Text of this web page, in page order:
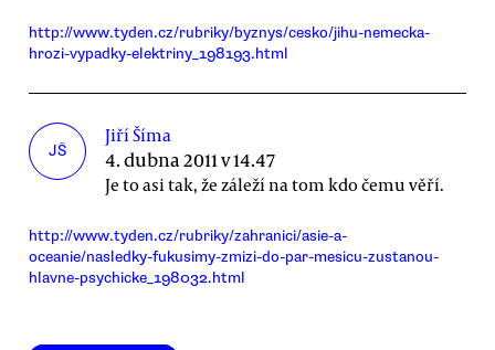
http://www.tyden.cz/rubriky/byznys/cesko/jihu-nemecka-
hrozi-vypadky-elektriny_198193.html
JŠ
Jiří Šíma
4. dubna 2011 v 14.47
Je to asi tak, že záleží na tom kdo čemu věří.
http://www.tyden.cz/rubriky/zahranici/asie-a-
oceanie/nasledky-fukusimy-zmizi-do-par-mesicu-zustanou-
hlavne-psychicke_198032.html